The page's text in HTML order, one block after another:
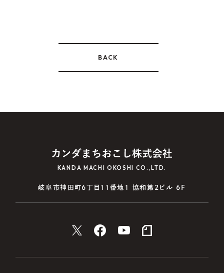
BACK
KANDA MACHI OKOSHI CO.,LTD.
岐阜市神田町6丁目11番地1 協和第2ビル 6F